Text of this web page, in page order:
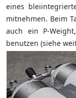
eines
mitnehmen. Beim
auch ein P-
benutzen (siehe